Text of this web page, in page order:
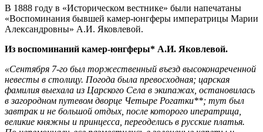
В 1888 году в «Историческом вестнике» были напечатаны
«Воспоминания бывшей камер-юнгферы императрицы Марии
Александровны» А.И. Яковлевой.
Из воспоминаний камер-юнгферы* А.И. Яковлевой.
«Сентября 7-го был торжественный въезд высоконареченной
невесты в столицу. Погода была превосходная; царская
фамилия выехала из Царского Села в экипажах, остановилась
в загородном путевом дворце Четыре Рогатки**; тут был
завтрак и не большой отдых, после которого иператрица,
великие княжны и принцесса, переоделись в русские платья.